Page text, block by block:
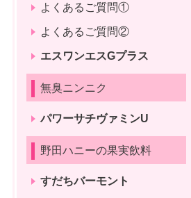
よくあるご質問①
よくあるご質問②
エスワンエスGプラス
無臭ニンニク
パワーサチヴァミンU
野田ハニーの果実飲料
すだちバーモント